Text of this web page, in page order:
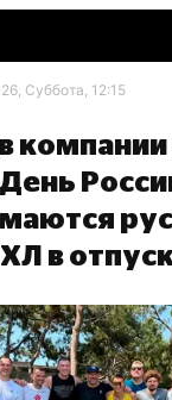
Суббота, 12:15
в